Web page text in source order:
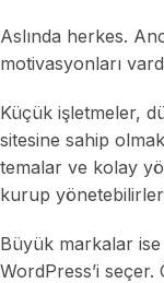
Aslında herkes.
motivasyonları
Küçük işletmeler,
sitesine sahip
temalar ve kolay
kurup
Büyük markalar
WordPress’i seçer.